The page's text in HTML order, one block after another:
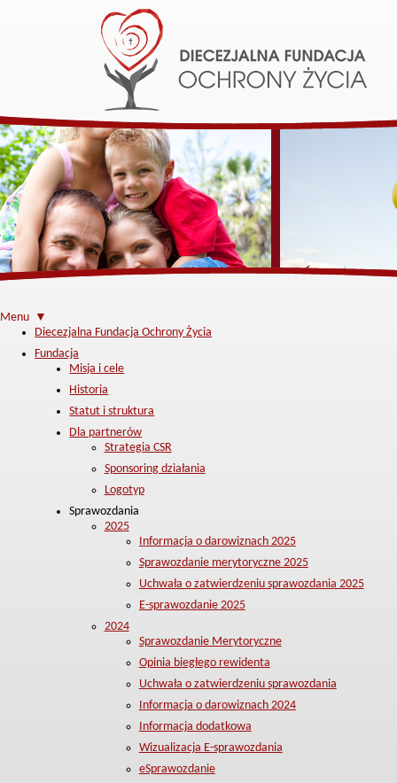
Menu ▼
Diecezjalna Fundacja Ochrony Życia
Fundacja
Misja i cele
Historia
Statut i struktura
Dla partnerów
Strategia CSR
Sponsoring działania
Logotyp
Sprawozdania
2025
Informacja o darowiznach 2025
Sprawozdanie merytoryczne 2025
Uchwała o zatwierdzeniu sprawozdania 2025
E-sprawozdanie 2025
2024
Sprawozdanie Merytoryczne
Opinia biegłego rewidenta
Uchwała o zatwierdzeniu sprawozdania
Informacja o darowiznach 2024
Informacja dodatkowa
Wizualizacja E-sprawozdania
eSprawozdanie